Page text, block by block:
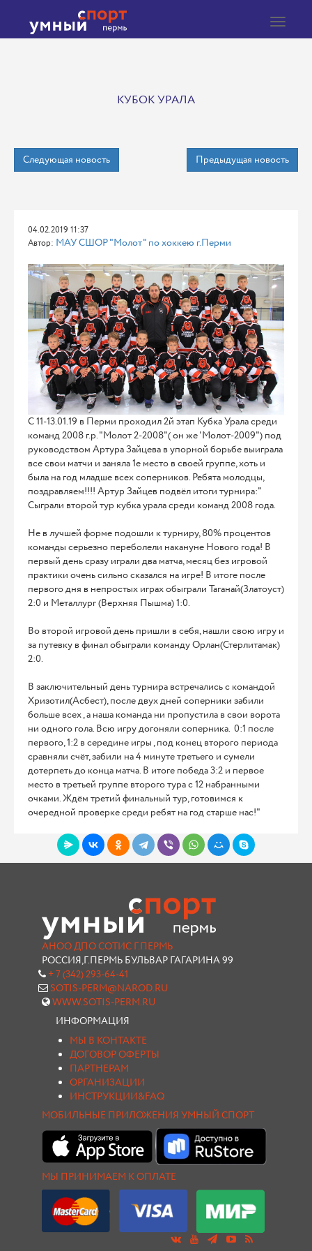
Toggle
КУБОК УРАЛА
Следующая новость Предыдущая новость
04.02.2019 11:37
Автор: МАУ СШОР "Молот" по хоккею г.Перми
С 11-13.01.19 в Перми проходил 2й этап Кубка Урала среди
команд 2008 г.р. "Молот 2-2008"( он же 'Молот-2009") под
руководством Артура Зайцева в упорной борьбе выиграла
все свои матчи и заняла 1е место в своей группе, хоть и
была на год младше всех соперников. Ребята молодцы,
поздравляем!!!! Артур Зайцев подвёл итоги турнира:"
Сыграли второй тур кубка урала среди команд 2008 года.
Не в лучшей форме подошли к турниру, 80% процентов
команды серьезно переболели накануне Нового года! В
первый день сразу играли два матча, месяц без игровой
практики очень сильно сказался на игре! В итоге после
первого дня в непростых играх обыграли Таганай(Златоуст)
2:0 и Металлург (Верхняя Пышма) 1:0.
Во второй игровой день пришли в себя, нашли свою игру и
за путевку в финал обыграли команду Орлан(Стерлитамак)
2:0.
В заключительный день турнира встречались с командой
Хризотил(Асбест), после двух дней соперники забили
больше всех , а наша команда ни пропустила в свои ворота
ни одного гола. Всю игру догоняли соперника. 0:1 после
первого, 1:2 в середине игры , под конец второго периода
сравняли счёт, забили на 4 минуте третьего и сумели
дотерпеть до конца матча. В итоге победа 3:2 и первое
место в третьей группе второго тура с 12 набранными
очками. Ждём третий финальный тур, готовимся к
очередной проверке среди ребят на год старше нас!"
АНОО ДПО СОТИС Г.ПЕРМЬ
РОССИЯ,Г.ПЕРМЬ БУЛЬВАР ГАГАРИНА 99
+ 7 (342) 293-64-41
SOTIS-PERM@NAROD.RU
WWW.SOTIS-PERM.RU
ИНФОРМАЦИЯ
МЫ В КОНТАКТЕ
ДОГОВОР ОФЕРТЫ
ПАРТНЕРАМ
ОРГАНИЗАЦИИ
ИНСТРУКЦИИ&FAQ
МОБИЛЬНЫЕ ПРИЛОЖЕНИЯ УМНЫЙ СПОРТ
МЫ ПРИНИМАЕМ К ОПЛАТЕ